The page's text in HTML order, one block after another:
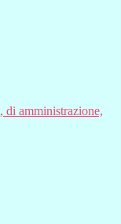
amministrazione,